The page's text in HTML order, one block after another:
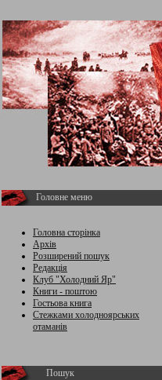
Головне меню
Головна сторінка
Архів
Розширений пошук
Редакція
Клуб "Холодний Яр"
Книги - поштою
Гостьова книга
Стежками холодноярських
отаманів
Пошук